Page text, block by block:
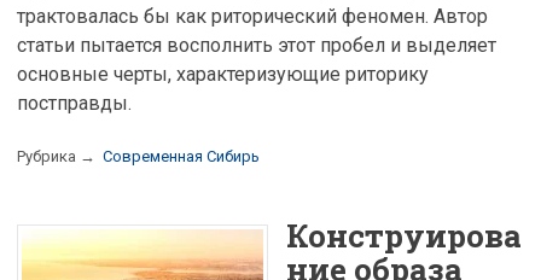
трактовалась бы как риторический феномен. Автор
статьи пытается восполнить этот пробел и выделяет
основные черты, характеризующие риторику
постправды.
Рубрика → Современная Сибирь
Конструирова
ние образа